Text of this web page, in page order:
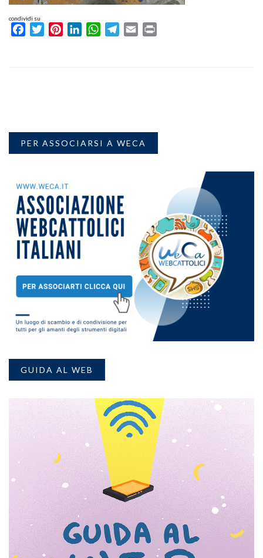
condividi su
FacebookTwitterPinterestLinkedInWhatsAppTelegram
Email
PER ASSOCIARSI A WECA
GUIDA AL WEB